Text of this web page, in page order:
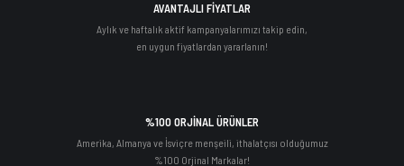
AVANTAJLI FİYATLAR
Aylık ve haftalık aktif kampanyalarımızı takip edin,
en uygun fiyatlardan yararlanın!
%100 ORJİNAL ÜRÜNLER
Amerika, Almanya ve İsviçre menşeili, ithalatçısı olduğumuz
%100 Orjinal Markalar!